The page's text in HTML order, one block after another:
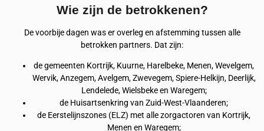
Wie zijn de betrokkenen?
De voorbije dagen was er overleg en afstemming tussen alle
betrokken partners. Dat zijn:
de gemeenten Kortrijk, Kuurne, Harelbeke, Menen, Wevelgem,
Wervik, Anzegem, Avelgem, Zwevegem, Spiere-Helkijn, Deerlijk,
Lendelede, Wielsbeke en Waregem;
de Huisartsenkring van Zuid-West-Vlaanderen;
de Eerstelijnszones (ELZ) met alle zorgactoren van Kortrijk,
Menen en Waregem;